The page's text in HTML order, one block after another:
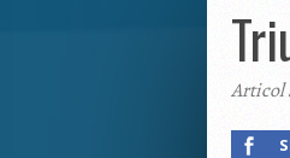
Articol